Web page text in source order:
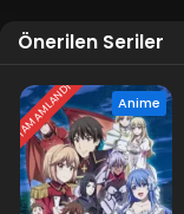
Blm
Blm
Önerilen Seriler
TAMAMLANDI Anime